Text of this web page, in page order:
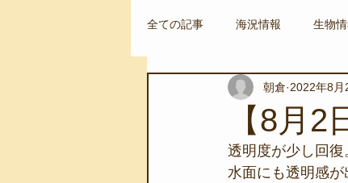
全ての記事 海況情報 生物
スノーケリングツアー 自
伊豆半島ジオパー
【8月
朝倉 2022年8月
透明度が少し回復
水面にも透明感が